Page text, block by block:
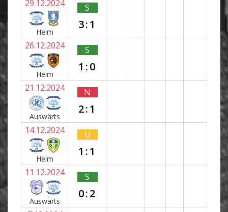
29.12.2024
Heim
S
3:1
26.12.2024
Heim
S
1:0
21.12.2024
Auswärts
N
2:1
14.12.2024
Heim
U
1:1
11.12.2024
Auswärts
S
0:2